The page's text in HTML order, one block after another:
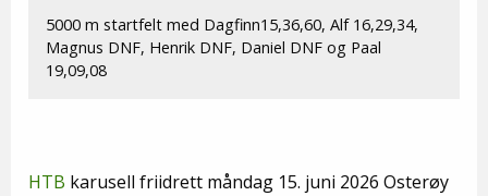
5000 m startfelt med Dagfinn15,36,60, Alf 16,29,34,
Magnus DNF, Henrik DNF, Daniel DNF og Paal
19,09,08
HTB karusell friidrett måndag 15. juni 2026 Osterøy